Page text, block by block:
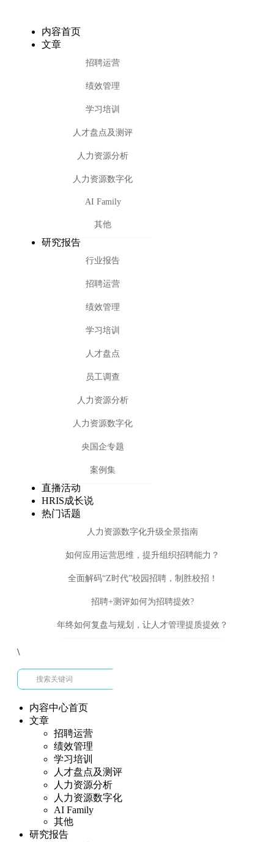
内容首页
文章
招聘运营
绩效管理
学习培训
人才盘点及测评
人力资源分析
人力资源数字化
AI Family
其他
研究报告
行业报告
招聘运营
绩效管理
学习培训
人才盘点
员工调查
人力资源分析
人力资源数字化
央国企专题
案例集
直播活动
HRIS成长说
热门话题
人力资源数字化升级全景指南
如何应用运营思维，提升组织招聘能力？
全面解码“Z时代”校园招聘，制胜校招！
招聘+测评如何为招聘提效?
年终如何复盘与规划，让人才管理提质提效？
\
内容中心首页
文章
招聘运营
绩效管理
学习培训
人才盘点及测评
人力资源分析
人力资源数字化
AI Family
其他
研究报告